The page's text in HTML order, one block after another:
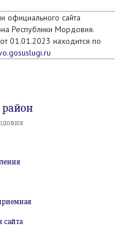
официального сайта
Республики Мордовия.
01.01.2023 находится по
сайта